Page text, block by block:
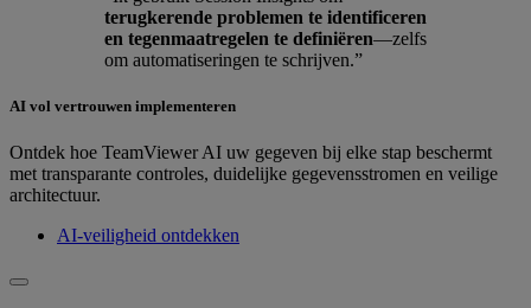
terugkerende problemen te identificeren
en tegenmaatregelen te definiëren—zelfs
om automatiseringen te schrijven.”
AI vol vertrouwen implementeren
Ontdek hoe TeamViewer AI uw gegeven bij elke stap beschermt
met transparante controles, duidelijke gegevensstromen en veilige
architectuur.
AI-veiligheid ontdekken